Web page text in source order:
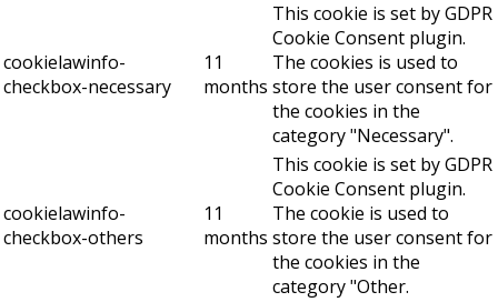
cookielawinfo-
checkbox-necessary
11
months
This cookie is set by GDPR
Cookie Consent plugin.
The cookies is used to
store the user consent for
the cookies in the
category "Necessary".
cookielawinfo-
checkbox-others
11
months
This cookie is set by GDPR
Cookie Consent plugin.
The cookie is used to
store the user consent for
the cookies in the
category "Other.